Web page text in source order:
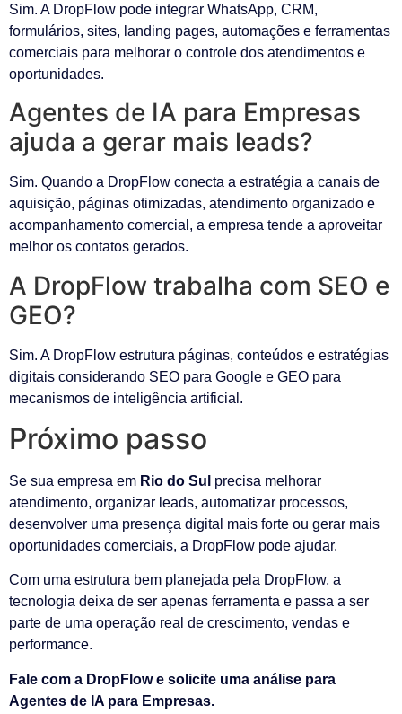
Sim. A DropFlow pode integrar WhatsApp, CRM,
formulários, sites, landing pages, automações e ferramentas
comerciais para melhorar o controle dos atendimentos e
oportunidades.
Agentes de IA para Empresas
ajuda a gerar mais leads?
Sim. Quando a DropFlow conecta a estratégia a canais de
aquisição, páginas otimizadas, atendimento organizado e
acompanhamento comercial, a empresa tende a aproveitar
melhor os contatos gerados.
A DropFlow trabalha com SEO e
GEO?
Sim. A DropFlow estrutura páginas, conteúdos e estratégias
digitais considerando SEO para Google e GEO para
mecanismos de inteligência artificial.
Próximo passo
Se sua empresa em Rio do Sul precisa melhorar
atendimento, organizar leads, automatizar processos,
desenvolver uma presença digital mais forte ou gerar mais
oportunidades comerciais, a DropFlow pode ajudar.
Com uma estrutura bem planejada pela DropFlow, a
tecnologia deixa de ser apenas ferramenta e passa a ser
parte de uma operação real de crescimento, vendas e
performance.
Fale com a DropFlow e solicite uma análise para
Agentes de IA para Empresas.